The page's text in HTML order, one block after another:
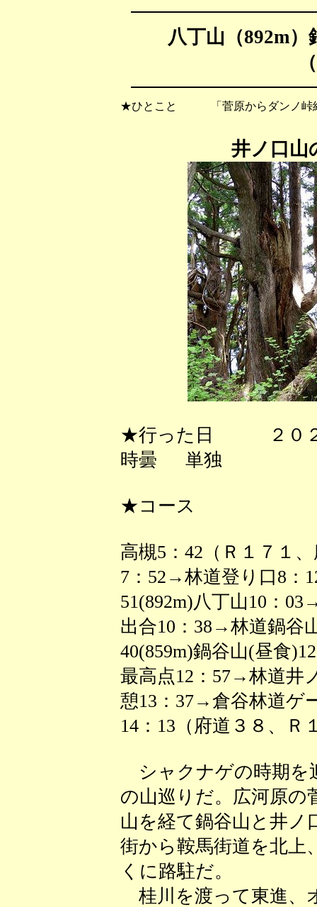
八丁山（892m
★ひとこと 「菅原からダンノ峠経
井ノ口山
★行った日 ２０２
時曇 単独
★コース
高槻5：42（Ｒ１７１
7：52→林道登り口8：
51(892m)八丁山10：
出合10：38→林道鍋谷
40(859m)鍋谷山(昼食
最高点12：57→林道井
憩13：37→倉谷林道ゲ
14：13（府道３８、Ｒ
シャクナゲの時期を
の山巡りだ。広河原の
山を経て鍋谷山と井ノ
街から鞍馬街道を北上
くに路駐だ。
桂川を渡って東進、